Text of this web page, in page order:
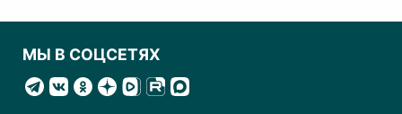
МЫ В СОЦСЕТЯХ